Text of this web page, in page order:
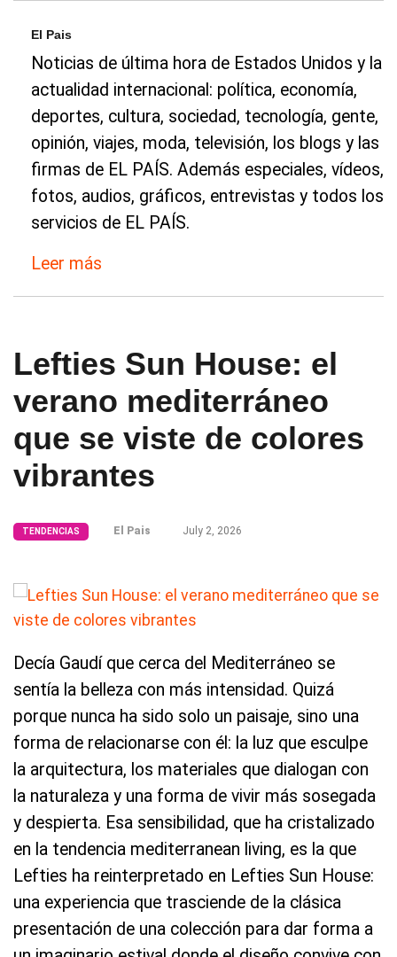
El Pais
Noticias de última hora de Estados Unidos y la
actualidad internacional: política, economía,
deportes, cultura, sociedad, tecnología, gente,
opinión, viajes, moda, televisión, los blogs y las
firmas de EL PAÍS. Además especiales, vídeos,
fotos, audios, gráficos, entrevistas y todos los
servicios de EL PAÍS.
Leer más
Lefties Sun House: el
verano mediterráneo
que se viste de colores
vibrantes
TENDENCIAS El Pais July 2, 2026
Decía Gaudí que cerca del Mediterráneo se
sentía la belleza con más intensidad. Quizá
porque nunca ha sido solo un paisaje, sino una
forma de relacionarse con él: la luz que esculpe
la arquitectura, los materiales que dialogan con
la naturaleza y una forma de vivir más sosegada
y despierta. Esa sensibilidad, que ha cristalizado
en la tendencia mediterranean living, es la que
Lefties ha reinterpretado en Lefties Sun House:
una experiencia que trasciende de la clásica
presentación de una colección para dar forma a